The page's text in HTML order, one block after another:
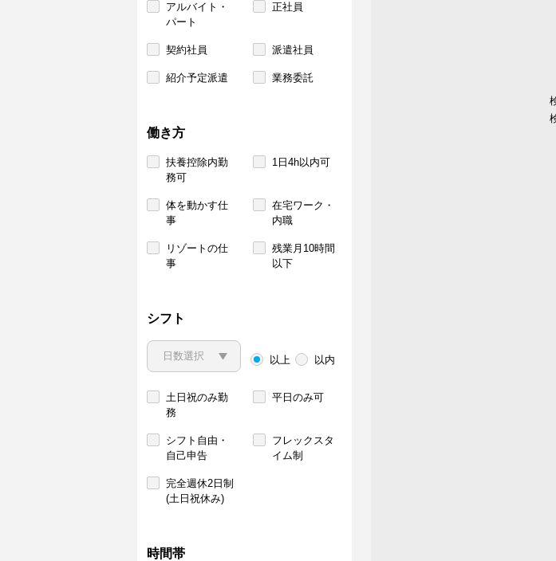
アルバイト・
パート
正社員
契約社員 派遣社員
紹介予定派遣 業務委託
働き方
扶養控除内勤
務可
1日4h以内可
体を動かす仕
事
在宅ワーク・
内職
リゾートの仕
事
残業月10時間
以下
シフト
以上 以内
土日祝のみ勤
務
平日のみ可
シフト自由・
自己申告
フレックスタ
イム制
完全週休2日制
(土日祝休み)
時間帯